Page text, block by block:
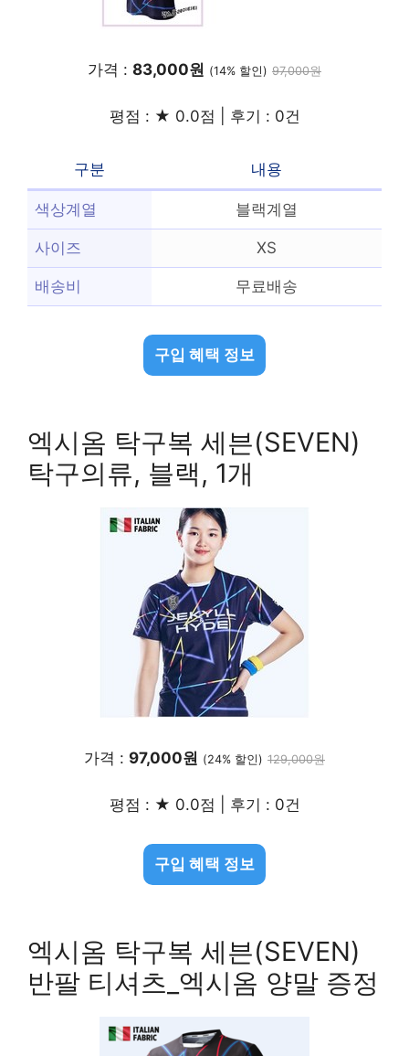
가격 : 83,000원 (14% 할인) 97,000원
평점 : ★ 0.0점 | 후기 : 0건
구분 내용
색상계열 블랙계열
사이즈 XS
배송비 무료배송
구입 혜택 정보
엑시옴 탁구복 세븐(SEVEN)
탁구의류, 블랙, 1개
가격 : 97,000원 (24% 할인) 129,000원
평점 : ★ 0.0점 | 후기 : 0건
구입 혜택 정보
엑시옴 탁구복 세븐(SEVEN)
반팔 티셔츠_엑시옴 양말 증정